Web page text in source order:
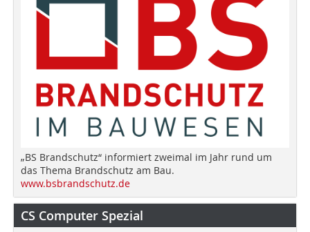
„BS Brandschutz“ informiert zweimal im Jahr rund um
das Thema Brandschutz am Bau.
www.bsbrandschutz.de
CS Computer Spezial